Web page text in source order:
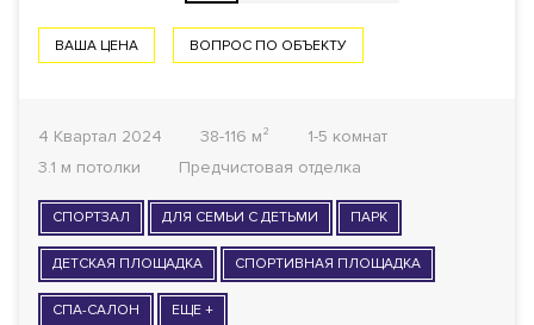
ВАША ЦЕНА ВОПРОС ПО ОБЪЕКТУ
4 Квартал 2024 38-116 м²
1-5 комнат
3.1 м потолки
Предчистовая отделка
СПОРТЗАЛ ДЛЯ СЕМЬИ С ДЕТЬМИ ПАРК
ДЕТСКАЯ ПЛОЩАДКА СПОРТИВНАЯ ПЛОЩАДКА
СПА-САЛОН ЕЩЕ +